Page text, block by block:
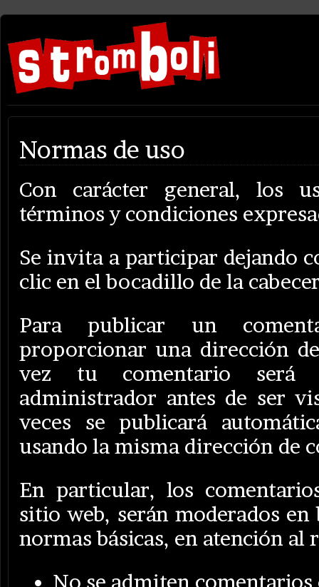
Normas de uso
Con carácter general, los
términos y condiciones
Se invita a participar dejando
clic en el bocadillo de la
Para publicar un
proporcionar una dirección
vez tu comentario será
administrador antes de ser
veces se publicará
usando la misma dirección de
En particular, los
sitio web, serán moderados en
normas básicas, en atención al
No se admiten